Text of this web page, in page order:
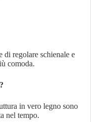
di regolare schienale e
comoda.
in vero legno sono
nel tempo.